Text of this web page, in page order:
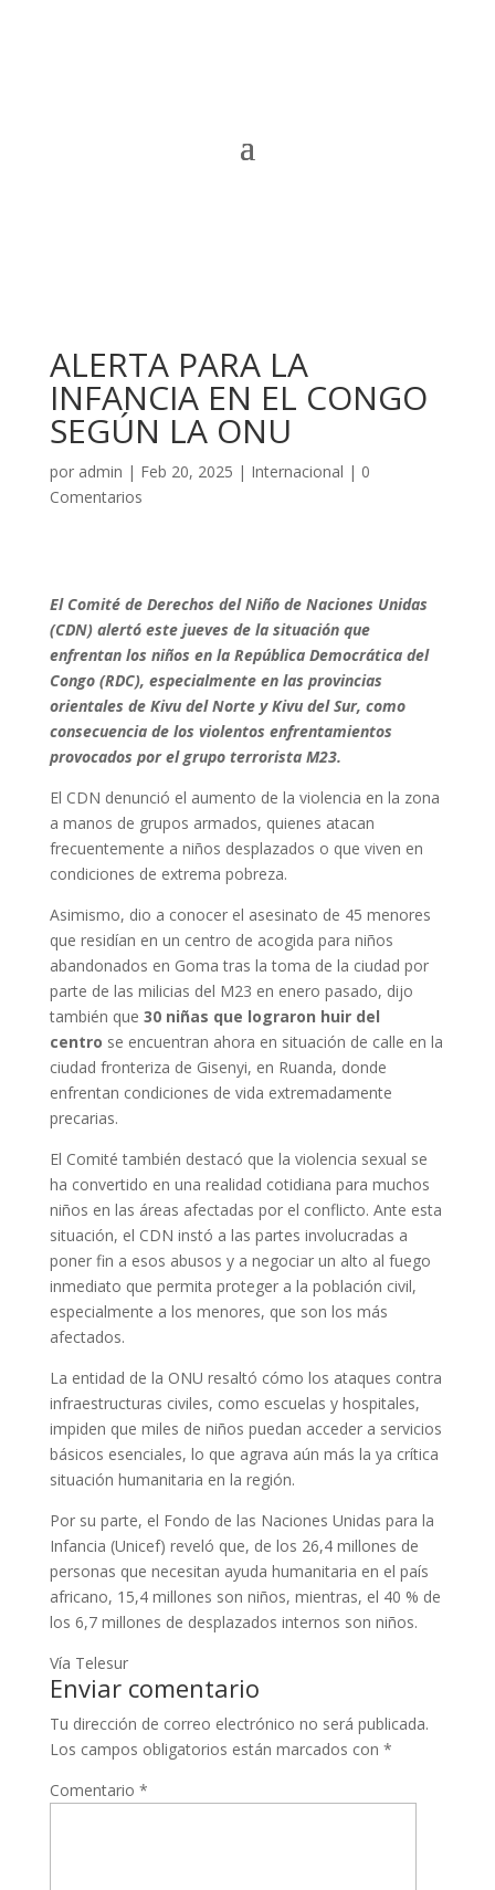
ALERTA PARA LA
INFANCIA EN EL CONGO
SEGÚN LA ONU
por admin | Feb 20, 2025 | Internacional | 0
Comentarios
El Comité de Derechos del Niño de Naciones Unidas
(CDN) alertó este jueves de la situación que
enfrentan los niños en la República Democrática del
Congo (RDC), especialmente en las provincias
orientales de Kivu del Norte y Kivu del Sur, como
consecuencia de los violentos enfrentamientos
provocados por el grupo terrorista M23.
El CDN denunció el aumento de la violencia en la zona
a manos de grupos armados, quienes atacan
frecuentemente a niños desplazados o que viven en
condiciones de extrema pobreza.
Asimismo, dio a conocer el asesinato de 45 menores
que residían en un centro de acogida para niños
abandonados en Goma tras la toma de la ciudad por
parte de las milicias del M23 en enero pasado, dijo
también que 30 niñas que lograron huir del
centro se encuentran ahora en situación de calle en la
ciudad fronteriza de Gisenyi, en Ruanda, donde
enfrentan condiciones de vida extremadamente
precarias.
El Comité también destacó que la violencia sexual se
ha convertido en una realidad cotidiana para muchos
niños en las áreas afectadas por el conflicto. Ante esta
situación, el CDN instó a las partes involucradas a
poner fin a esos abusos y a negociar un alto al fuego
inmediato que permita proteger a la población civil,
especialmente a los menores, que son los más
afectados.
La entidad de la ONU resaltó cómo los ataques contra
infraestructuras civiles, como escuelas y hospitales,
impiden que miles de niños puedan acceder a servicios
básicos esenciales, lo que agrava aún más la ya crítica
situación humanitaria en la región.
Por su parte, el Fondo de las Naciones Unidas para la
Infancia (Unicef) reveló que, de los 26,4 millones de
personas que necesitan ayuda humanitaria en el país
africano, 15,4 millones son niños, mientras, el 40 % de
los 6,7 millones de desplazados internos son niños.
Vía Telesur
Enviar comentario
Tu dirección de correo electrónico no será publicada.
Los campos obligatorios están marcados con *
Comentario *